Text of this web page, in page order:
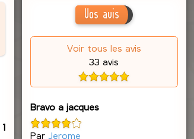
1
Vos avis
Voir tous les avis
33 avis
Bravo a jacques
Par Jerome